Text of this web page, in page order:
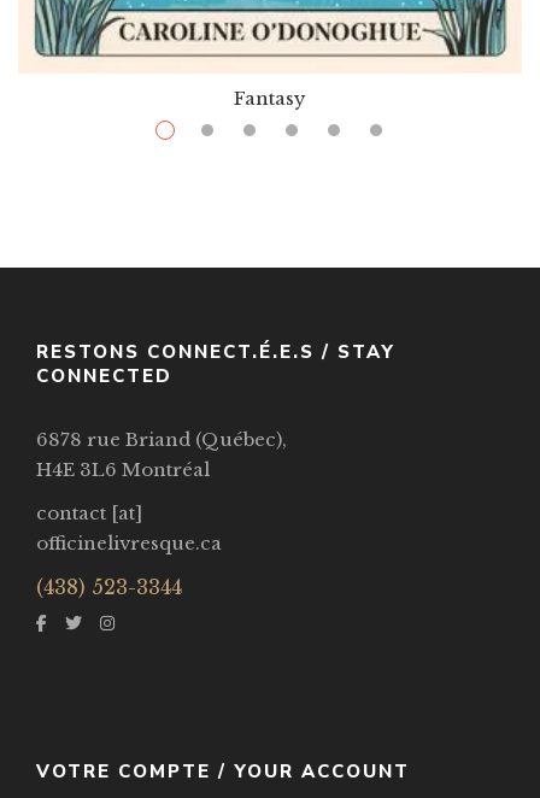
Fantasy
$24.99
RESTONS CONNECT.É.E.S / STAY
CONNECTED
6878 rue Briand (Québec),
H4E 3L6 Montréal
contact [at]
officinelivresque.ca
(438) 523-3344
VOTRE COMPTE / YOUR ACCOUNT